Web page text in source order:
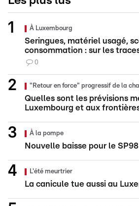
À Luxembourg
Seringues, matériel usagé,
consommation : sur les
0
"Retour en force" progressif de la
Quelles sont les prévisions
Luxembourg et aux
À la pompe
Nouvelle baisse pour le
L'été meurtrier
La canicule tue aussi au